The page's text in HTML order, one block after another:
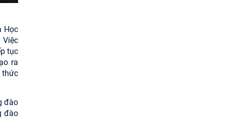
Học
Việc
tục
ra
thức
đào
đào